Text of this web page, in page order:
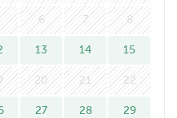
6 7 8
13 14 15
20 21 22
27 28 29